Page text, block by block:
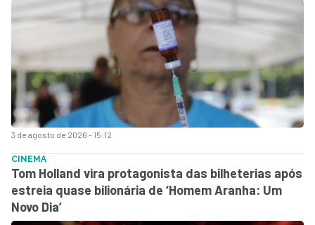
3 de agosto de 2026 - 15:12
CINEMA
Tom Holland vira protagonista das bilheterias após
estreia quase bilionária de ‘Homem Aranha: Um
Novo Dia’